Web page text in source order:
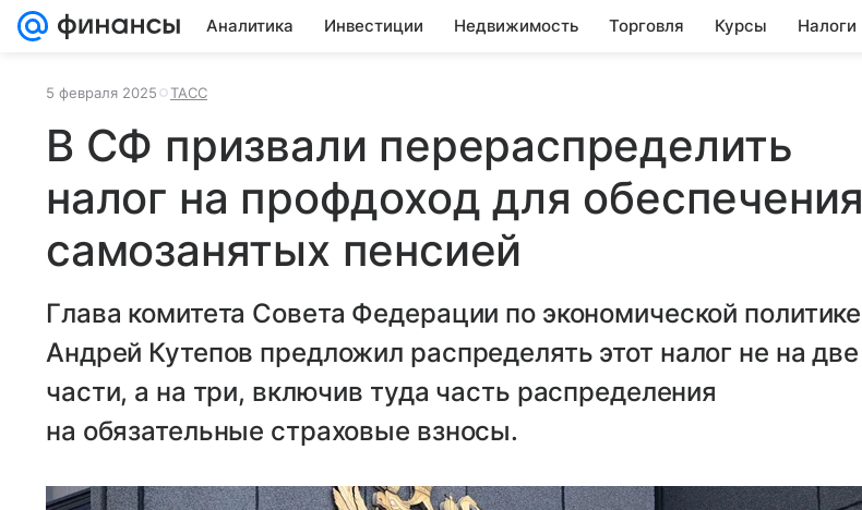
Аналитика Инвестиции Недвижимость Торговля Курсы Налоги
5 февраля 2025 ТАСС
В СФ призвали перераспределить
налог на профдоход для обеспечения
самозанятых пенсией
Глава комитета Совета Федерации по экономической политике
Андрей Кутепов предложил распределять этот налог не на две
части, а на три, включив туда часть распределения
на обязательные страховые взносы.